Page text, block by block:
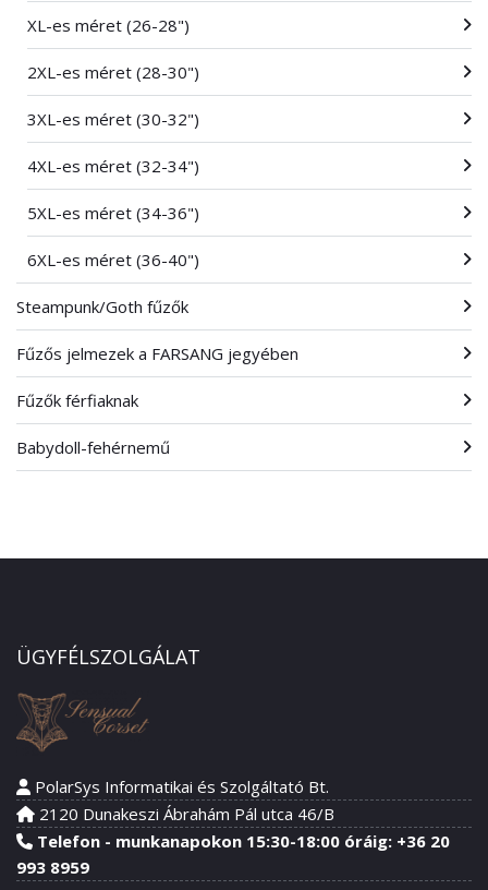
XL-es méret (26-28")
2XL-es méret (28-30")
3XL-es méret (30-32")
4XL-es méret (32-34")
5XL-es méret (34-36")
6XL-es méret (36-40")
Steampunk/Goth fűzők
Fűzős jelmezek a FARSANG jegyében
Fűzők férfiaknak
Babydoll-fehérnemű
ÜGYFÉLSZOLGÁLAT
PolarSys Informatikai és Szolgáltató Bt.
2120 Dunakeszi Ábrahám Pál utca 46/B
Telefon - munkanapokon 15:30-18:00 óráig: +36 20
993 8959